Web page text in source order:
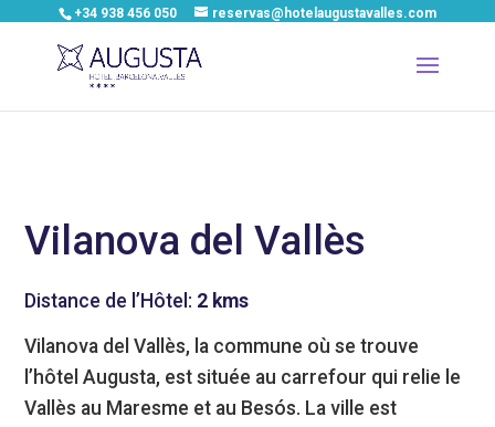
+34 938 456 050 reservas@hotelaugustavalles.com
Vilanova del Vallès
Distance de l’Hôtel: 2 kms
Vilanova del Vallès, la commune où se trouve
l’hôtel Augusta, est située au carrefour qui relie le
Vallès au Maresme et au Besós. La ville est